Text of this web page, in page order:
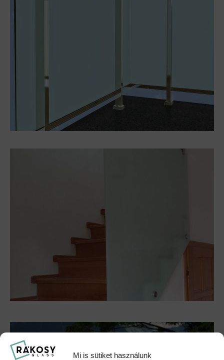
Mi is sütiket használunk